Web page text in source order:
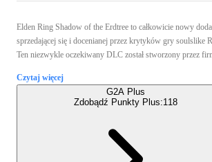
Elden Ring Shadow of the Erdtree to całkowicie nowy
sprzedającej się i docenianej przez krytyków gry soulslike
Ten niezwykle oczekiwany DLC został stworzony przez
Czytaj więcej
G2A Plus
Zdobądź Punkty Plus:118